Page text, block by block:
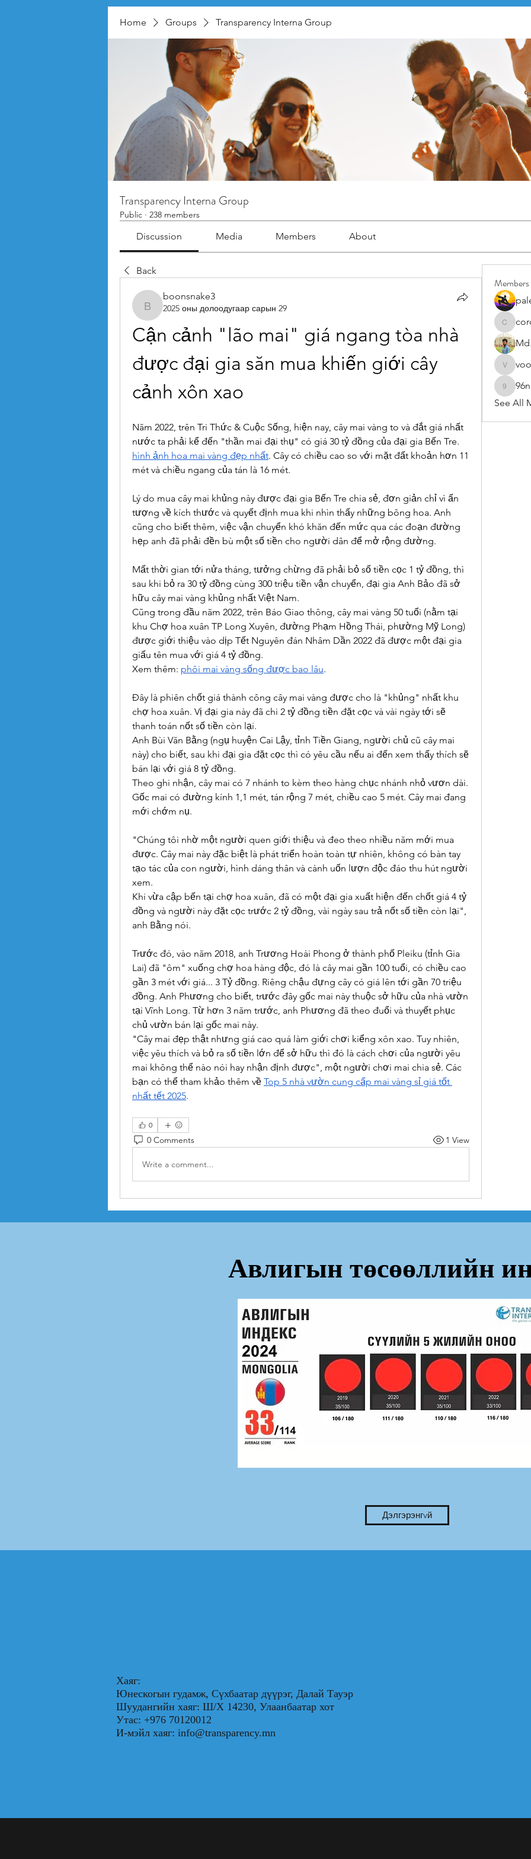
Home Groups Transparency Interna Group
Transparency Interna Group
Public · 238 members
Discussion Media Members About
Back
boonsnake3
boonsnake3
2025 оны долоодугаар сарын 29
Cận cảnh "lão mai" giá ngang tòa nhà
được đại gia săn mua khiến giới cây
cảnh xôn xao
Năm 2022, trên Tri Thức & Cuộc Sống, hiện nay, cây mai vàng to và đắt giá nhất
hình ảnh hoa mai vàng đẹp nhất. Cây có chiều cao so với mặt đất khoản hơn 11
mét và chiều ngang của tán là 16 mét.
Lý do mua cây mai khủng này được đại gia Bến Tre chia sẻ, đơn giản chỉ vì ấn
tượng về kích thước và quyết định mua khi nhìn thấy những bông hoa. Anh
cũng cho biết thêm, việc vận chuyển khó khăn đến mức qua các đoạn đường
hẹp anh đã phải đền bù một số tiền cho người dân để mở rộng đường.
Mất thời gian tới nửa tháng, tưởng chừng đã phải bỏ số tiền cọc 1 tỷ đồng, thì
sau khi bỏ ra 30 tỷ đồng cùng 300 triệu tiền vận chuyển, đại gia Anh Bảo đã sở
hữu cây mai vàng khủng nhất Việt Nam.
Cũng trong đầu năm 2022, trên Báo Giao thông, cây mai vàng 50 tuổi (nằm tại
khu Chợ hoa xuân TP Long Xuyên, đường Phạm Hồng Thái, phường Mỹ Long)
được giới thiệu vào dịp Tết Nguyên đán Nhâm Dần 2022 đã được một đại gia
giấu tên mua với giá 4 tỷ đồng.
Xem thêm: phôi mai vàng sống được bao lâu.
Đây là phiên chốt giá thành công cây mai vàng được cho là "khủng" nhất khu
chợ hoa xuân. Vị đại gia này đã chi 2 tỷ đồng tiền đặt cọc và vài ngày tới sẽ
thanh toán nốt số tiền còn lại.
Anh Bùi Văn Bằng (ngụ huyện Cai Lậy, tỉnh Tiền Giang, người chủ cũ cây mai
này) cho biết, sau khi đại gia đặt cọc thì có yêu cầu nếu ai đến xem thấy thích sẽ
bán lại với giá 8 tỷ đồng.
Theo ghi nhận, cây mai có 7 nhánh to kèm theo hàng chục nhánh nhỏ vươn dài.
Gốc mai có đường kính 1,1 mét, tán rộng 7 mét, chiều cao 5 mét. Cây mai đang
mới chớm nụ.
"Chúng tôi nhờ một người quen giới thiệu và đeo theo nhiều năm mới mua
được. Cây mai này đặc biệt là phát triển hoàn toàn tự nhiên, không có bàn tay
tạo tác của con người, hình dáng thân và cành uốn lượn độc đáo thu hút người
xem.
Khi vừa cập bến tại chợ hoa xuân, đã có một đại gia xuất hiện đến chốt giá 4 tỷ
đồng và người này đặt cọc trước 2 tỷ đồng, vài ngày sau trả nốt số tiền còn lại",
anh Bằng nói.
Trước đó, vào năm 2018, anh Trương Hoài Phong ở thành phố Pleiku (tỉnh Gia
Lai) đã "ôm" xuống chợ hoa hàng độc, đó là cây mai gần 100 tuổi, có chiều cao
gần 3 mét với giá... 3 Tỷ đồng. Riêng chậu đựng cây có giá lên tới gần 70 triệu
đồng. Anh Phương cho biết, trước đây gốc mai này thuộc sở hữu của nhà vườn
tại Vĩnh Long. Từ hơn 3 năm trước, anh Phương đã theo đuổi và thuyết phục
chủ vườn bán lại gốc mai này.
"Cây mai đẹp thật nhưng giá cao quá làm giới chơi kiểng xôn xao. Tuy nhiên,
việc yêu thích và bỏ ra số tiền lớn để sở hữu thì đó là cách chơi của người yêu
mai không thể nào nói hay nhận định được", một người chơi mai chia sẻ. Các
bạn có thể tham khảo thêm về Top 5 nhà vườn cung cấp mai vàng sỉ giá tốt
nhất tết 2025.
0
0 Comments 1 View
Write a comment...
Members
See All
Авлигын төсөөллийн
Дэлгэрэнгvй
Хаяг:
Юнескогын гудамж, Сүхбаатар дүүрэг, Далай Тауэр
Шуудангийн хаяг: Ш/Х 14230, Улаанбаатар хот
Утас: +976 70120012
И-мэйл хаяг: info@transparency.mn